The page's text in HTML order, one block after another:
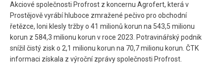
Akciové společnosti Profrost z koncernu Agrofert, která v
Prostějově vyrábí hluboce zmražené pečivo pro obchodní
řetězce, loni klesly tržby o 41 milionů korun na 543,5 milionu
korun z 584,3 milionu korun v roce 2023. Potravinářský podnik
snížil čistý zisk o 2,1 milionu korun na 70,7 milionu korun. ČTK
informaci získala z výroční zprávy společnosti Profrost.